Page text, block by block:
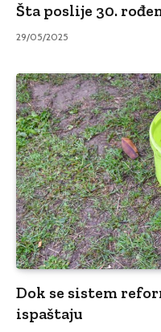
Šta poslije 30.
29/05/2025
Dok se sistem
ispaštaju